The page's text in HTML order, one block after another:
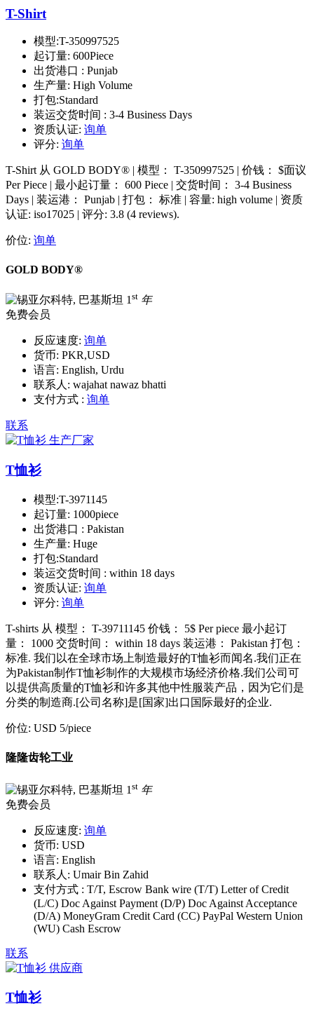
T-Shirt
模型:T-350997525
起订量: 600Piece
出货港口 : Punjab
生产量: High Volume
打包:Standard
装运交货时间 : 3-4 Business Days
资质认证: 询单
评分: 询单
T-Shirt 从 GOLD BODY® | 模型： T-350997525 | 价钱： $面议
Per Piece | 最小起订量： 600 Piece | 交货时间： 3-4 Business
Days | 装运港： Punjab | 打包： 标准 | 容量: high volume | 资质
认证: iso17025 | 评分: 3.8 (4 reviews).
价位: 询单
GOLD BODY®
1 st 年
免费会员
反应速度: 询单
货币: PKR,USD
语言: English, Urdu
联系人: wajahat nawaz bhatti
支付方式 : 询单
联系
T恤衫
模型:T-3971145
起订量: 1000piece
出货港口 : Pakistan
生产量: Huge
打包:Standard
装运交货时间 : within 18 days
资质认证: 询单
评分: 询单
T-shirts 从 模型： T-39711145 价钱： 5$ Per piece 最小起订
量： 1000 交货时间： within 18 days 装运港： Pakistan 打包：
标准. 我们以在全球市场上制造最好的T恤衫而闻名.我们正在
为Pakistan制作T恤衫制作的大规模市场经济价格.我们公司可
以提供高质量的T恤衫和许多其他中性服装产品，因为它们是
分类的制造商.[公司名称]是[国家]出口国际最好的企业.
价位: USD 5/piece
隆隆齿轮工业
1 st 年
免费会员
反应速度: 询单
货币: USD
语言: English
联系人: Umair Bin Zahid
支付方式 : T/T, Escrow Bank wire (T/T) Letter of Credit
(L/C) Doc Against Payment (D/P) Doc Against Acceptance
(D/A) MoneyGram Credit Card (CC) PayPal Western Union
(WU) Cash Escrow
联系
T恤衫